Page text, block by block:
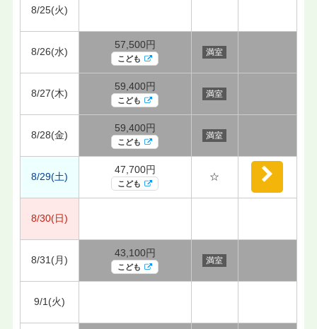
8/25(火)
8/26(水)
57,500円
こども
満室
8/27(木)
59,400円
こども
満室
8/28(金)
59,400円
こども
満室
8/29(土)
47,700円
こども
☆
8/30(日)
8/31(月)
43,100円
こども
満室
9/1(火)